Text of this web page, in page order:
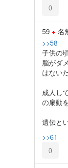
0
59 名
>>58
子供の
脳がダ
はない
成人し
の扇動
遺伝と
>>61
0